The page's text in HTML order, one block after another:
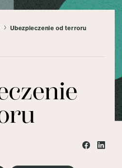
Ubezpieczenie od terroru